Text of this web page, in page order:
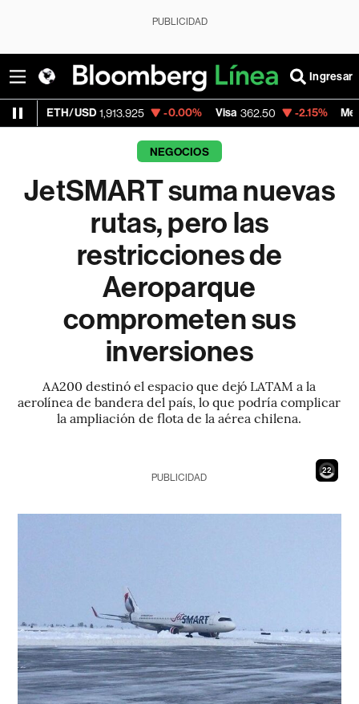
PUBLICIDAD
Ingresar
1,913.925 -0.00% Visa 362.50 -2.15% MercadoLibre
NEGOCIOS
JetSMART suma nuevas
rutas, pero las
restricciones de
Aeroparque
comprometen sus
inversiones
AA200 destinó el espacio que dejó LATAM a la
aerolínea de bandera del país, lo que podría complicar
la ampliación de flota de la aérea chilena.
20
PUBLICIDAD